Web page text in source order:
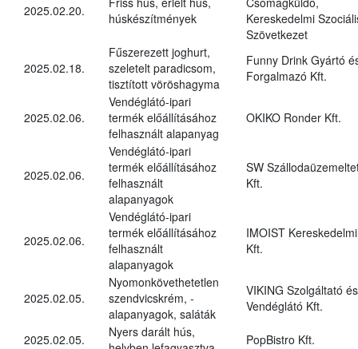
2025.02.20.
húskészítmények
Kereskedelmi
Szövetkezet
2025.02.18.
Fűszerezett joghurt,
szeletelt paradicsom,
tisztított vöröshagyma
Funny Drink Gyártó
Forgalmazó Kft.
2025.02.06.
Vendéglátó-ipari
termék előállításához
felhasznált alapanyag
OKIKO Ronder Kft.
2025.02.06.
Vendéglátó-ipari
termék előállításához
felhasznált
alapanyagok
SW
Kft.
2025.02.06.
Vendéglátó-ipari
termék előállításához
felhasznált
alapanyagok
IMOIST Kereskedelmi
Kft.
2025.02.05.
Nyomonkövethetetlen
szendvicskrém, -
alapanyagok, saláták
VIKING Szolgáltató és
Vendéglátó Kft.
2025.02.05.
Nyers darált hús,
PopBistro Kft.